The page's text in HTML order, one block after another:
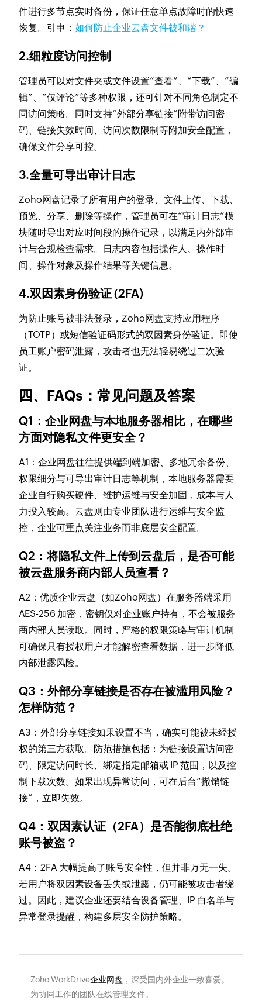
件进行多节点实时备份，保证任意单点故障时的快速
恢复。引申：如何防止企业云盘文件被和谐？
2.细粒度访问控制
管理员可以对文件夹或文件设置“查看”、“下载”、“编
辑”、“仅评论”等多种权限，还可针对不同角色制定不
同访问策略。同时支持“外部分享链接”附带访问密
码、链接失效时间、访问次数限制等附加安全配置，
确保文件分享可控。
3.全量可导出审计日志
Zoho网盘记录了所有用户的登录、文件上传、下载、
预览、分享、删除等操作，管理员可在“审计日志”模
块随时导出对应时间段的操作记录，以满足内外部审
计与合规检查需求。日志内容包括操作人、操作时
间、操作对象及操作结果等关键信息。
4.双因素身份验证 (2FA)
为防止账号被非法登录，Zoho网盘支持应用程序
（TOTP）或短信验证码形式的双因素身份验证。即使
员工账户密码泄露，攻击者也无法轻易绕过二次验
证。
四、FAQs：常见问题及答案
Q1：企业网盘与本地服务器相比，在哪些
方面对隐私文件更安全？
A1：企业网盘往往提供端到端加密、多地冗余备份、
权限细分与可导出审计日志等机制，本地服务器需要
企业自行购买硬件、维护运维与安全加固，成本与人
力投入较高。云盘则由专业团队进行运维与安全监
控，企业可重点关注业务而非底层安全配置。
Q2：将隐私文件上传到云盘后，是否可能
被云盘服务商内部人员查看？
A2：优质企业云盘（如Zoho网盘）在服务器端采用
AES-256 加密，密钥仅对企业账户持有，不会被服务
商内部人员读取。同时，严格的权限策略与审计机制
可确保只有授权用户才能解密查看数据，进一步降低
内部泄露风险。
Q3：外部分享链接是否存在被滥用风险？
怎样防范？
A3：外部分享链接如果设置不当，确实可能被未经授
权的第三方获取。防范措施包括：为链接设置访问密
码、限定访问时长、绑定指定邮箱或 IP 范围，以及控
制下载次数。如果出现异常访问，可在后台“撤销链
接”，立即失效。
Q4：双因素认证（2FA）是否能彻底杜绝
账号被盗？
A4：2FA 大幅提高了账号安全性，但并非万无一失。
若用户将双因素设备丢失或泄露，仍可能被攻击者绕
过。因此，建议企业还要结合设备管理、IP 白名单与
异常登录提醒，构建多层安全防护策略。
Zoho WorkDrive企业网盘 ，深受国内外企业一致喜爱。
为协同工作的团队在线管理文件。